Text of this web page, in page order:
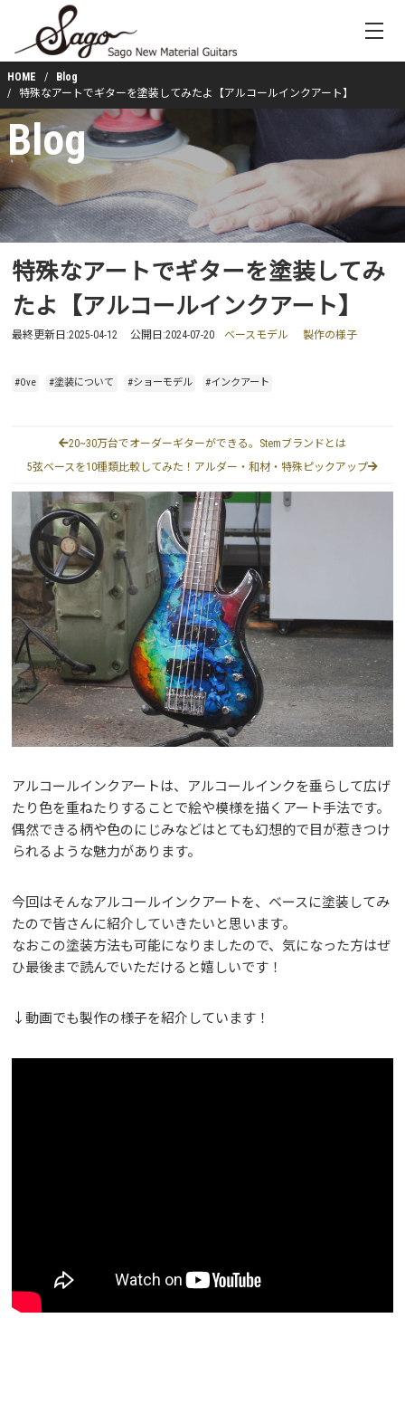
HOME
Blog
特殊なアートでギターを塗装してみたよ【アルコールインクアート】
Blog
特殊なアートでギターを塗装してみ
たよ【アルコールインクアート】
最終更新日:2025-04-12 公開日:2024-07-20 ベースモデル 製作の様子
#Ove #塗装について #ショーモデル #インクアート
5弦ベースを10種類比較してみた！アルダー・和材・特殊ピックアップ
20~30万台でオーダーギターができる。Stemブランドとは
アルコールインクアートは、アルコールインクを垂らして広げ
たり色を重ねたりすることで絵や模様を描くアート手法です。
偶然できる柄や色のにじみなどはとても幻想的で目が惹きつけ
られるような魅力があります。
今回はそんなアルコールインクアートを、ベースに塗装してみ
たので皆さんに紹介していきたいと思います。
なおこの塗装方法も可能になりましたので、気になった方はぜ
ひ最後まで読んでいただけると嬉しいです！
↓動画でも製作の様子を紹介しています！